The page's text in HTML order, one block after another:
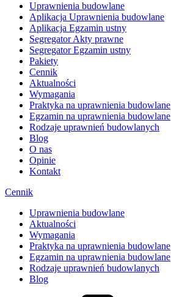
Uprawnienia budowlane
Aplikacja Uprawnienia budowlane
Aplikacja Egzamin ustny
Segregator Akty prawne
Segregator Egzamin ustny
Pakiety
Cennik
Aktualności
Wymagania
Praktyka na uprawnienia budowlane
Egzamin na uprawnienia budowlane
Rodzaje uprawnień budowlanych
Blog
O nas
Opinie
Kontakt
Cennik
Uprawnienia budowlane
Aktualności
Wymagania
Praktyka na uprawnienia budowlane
Egzamin na uprawnienia budowlane
Rodzaje uprawnień budowlanych
Blog